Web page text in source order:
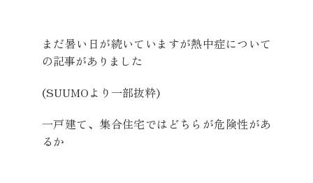
まだ暑い日が続いていますが熱中症について
の記事がありました
(SUUMOより一部抜粋)
一戸建て、集合住宅ではどちらが危険性があ
るか